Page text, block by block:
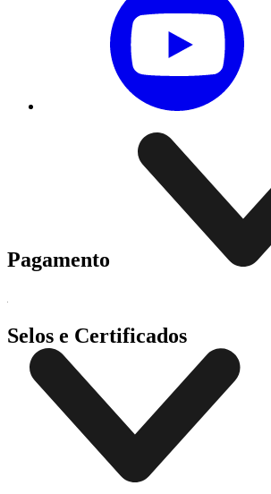
Pagamento
Selos e Certificados